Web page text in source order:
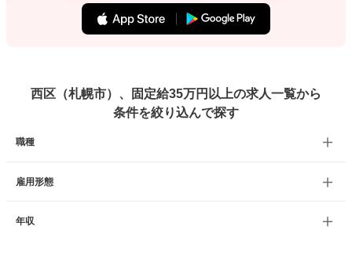
西区（札幌市）、固定給35万円以上の求人一覧から
条件を絞り込んで探す
職種
雇用形態
年収